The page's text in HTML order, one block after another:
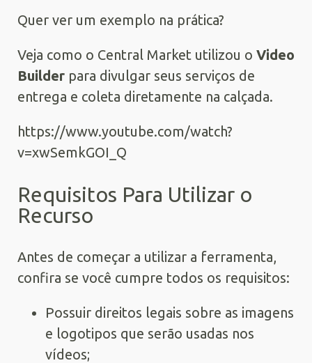
Quer ver um exemplo na prática?
Veja como o Central Market utilizou o Video
Builder para divulgar seus serviços de
entrega e coleta diretamente na calçada.
https://www.youtube.com/watch?
v=xwSemkGOI_Q
Requisitos Para Utilizar o
Recurso
Antes de começar a utilizar a ferramenta,
confira se você cumpre todos os requisitos:
Possuir direitos legais sobre as imagens
e logotipos que serão usadas nos
vídeos;